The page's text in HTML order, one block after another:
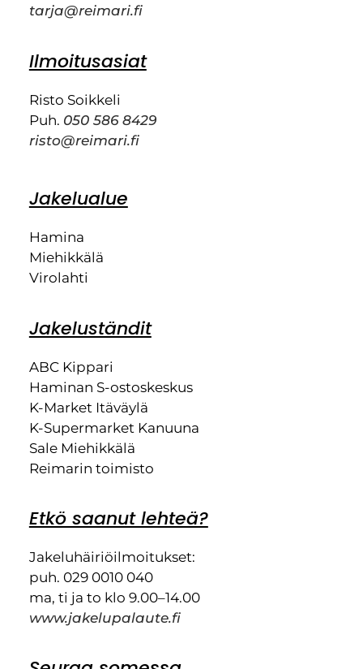
tarja@reimari.fi
Ilmoitusasiat
Risto Soikkeli
Puh. 050 586 8429
risto@reimari.fi
Jakelualue
Hamina
Miehikkälä
Virolahti
Jakeluständit
ABC Kippari
Haminan S-ostoskeskus
K-Market Itäväylä
K-Supermarket Kanuuna
Sale Miehikkälä
Reimarin toimisto
Etkö saanut lehteä?
Jakeluhäiriöilmoitukset:
puh. 029 0010 040
ma, ti ja to klo 9.00–14.00
www.jakelupalaute.fi